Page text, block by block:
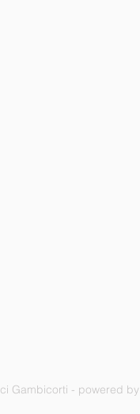
Gambicorti - powered by